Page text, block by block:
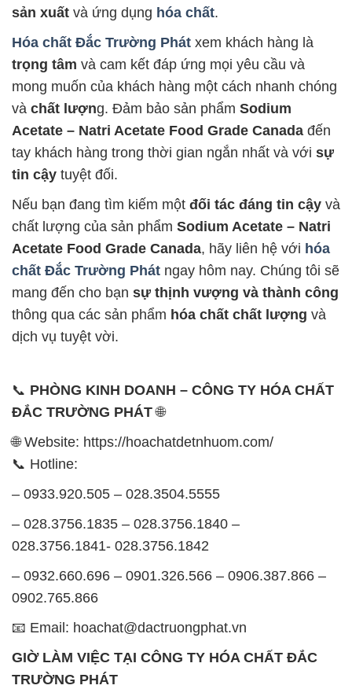
sản xuất và ứng dụng hóa chất.
Hóa chất Đắc Trường Phát xem khách hàng là
trọng tâm và cam kết đáp ứng mọi yêu cầu và
mong muốn của khách hàng một cách nhanh chóng
và chất lượng. Đảm bảo sản phẩm Sodium
Acetate – Natri Acetate Food Grade Canada đến
tay khách hàng trong thời gian ngắn nhất và với sự
tin cậy tuyệt đối.
Nếu bạn đang tìm kiếm một đối tác đáng tin cậy và
chất lượng của sản phẩm Sodium Acetate – Natri
Acetate Food Grade Canada, hãy liên hệ với hóa
chất Đắc Trường Phát ngay hôm nay. Chúng tôi sẽ
mang đến cho bạn sự thịnh vượng và thành công
thông qua các sản phẩm hóa chất chất lượng và
dịch vụ tuyệt vời.
📞 PHÒNG KINH DOANH – CÔNG TY HÓA CHẤT
ĐẮC TRƯỜNG PHÁT🌐
🌐 Website: https://hoachatdetnhuom.com/
📞 Hotline:
– 0933.920.505 – 028.3504.5555
– 028.3756.1835 – 028.3756.1840 –
028.3756.1841- 028.3756.1842
– 0932.660.696 – 0901.326.566 – 0906.387.866 –
0902.765.866
📧 Email: hoachat@dactruongphat.vn
GIỜ LÀM VIỆC TẠI CÔNG TY HÓA CHẤT ĐẮC
TRƯỜNG PHÁT